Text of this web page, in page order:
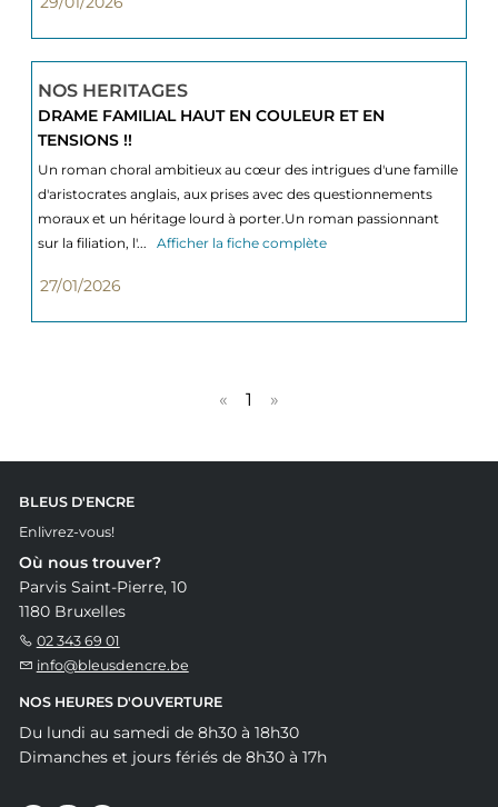
NOS HERITAGES
DRAME FAMILIAL HAUT EN COULEUR ET EN
TENSIONS !!
Un roman choral ambitieux au cœur des intrigues d'une famille
d'aristocrates anglais, aux prises avec des questionnements
moraux et un héritage lourd à porter.Un roman passionnant
sur la filiation, l'...
Afficher la fiche complète
27/01/2026
« 1 »
BLEUS D'ENCRE
Enlivrez-vous!
Où nous trouver?
Parvis Saint-Pierre, 10
1180 Bruxelles
02 343 69 01
info@bleusdencre.be
NOS HEURES D'OUVERTURE
Du lundi au samedi de 8h30 à 18h30
Dimanches et jours fériés de 8h30 à 17h